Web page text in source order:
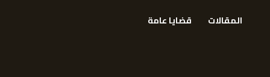
المقالات قضايا عامة